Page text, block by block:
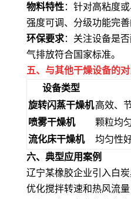
物料特性：针对高粘度
强度可调、分级功能完
环保要求：关注设备是
气排放符合国家标准。
五、与其他干燥设备的
设备类型
旋转闪蒸干燥机高效、
喷雾干燥机
颗粒均
流化床干燥机
均匀性
六、典型应用案例
辽宁某橡胶企业引入白
优化搅拌转速和热风流